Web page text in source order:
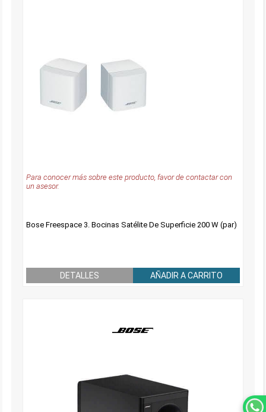
Para conocer más sobre este producto, favor de contactar con
un asesor.
Bose Freespace 3. Bocinas Satélite De Superficie 200 W (par)
DETALLES AÑADIR A CARRITO